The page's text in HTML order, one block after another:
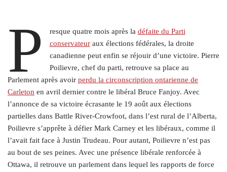
P resque quatre mois après la défaite du Parti
conservateuraux élections fédérales, la droite
canadienne peut enfin se réjouir d’une victoire. Pierre
Poilievre, chef du parti, retrouve sa place au
Parlement après avoir perdu la circonscription ontarienne de
Carleton en avril dernier contre le libéral Bruce Fanjoy. Avec
l’annonce de sa victoire écrasante le 19 août aux élections
partielles dans Battle River-Crowfoot, dans l’est rural de l’Alberta,
Poilievre s’apprête à défier Mark Carney et les libéraux, comme il
l’avait fait face à Justin Trudeau. Pour autant, Poilievre n’est pas
au bout de ses peines. Avec une présence libérale renforcée à
Ottawa, il retrouve un parlement dans lequel les rapports de force